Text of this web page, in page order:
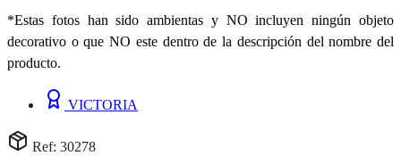
*Estas fotos han sido ambientas y NO incluyen ningún objeto
decorativo o que NO este dentro de la descripción del nombre del
producto.
VICTORIA
Ref: 30278